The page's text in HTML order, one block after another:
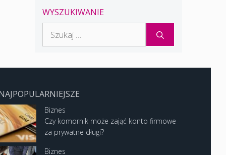
WYSZUKIWANIE
Biznes
Czy komornik może zająć konto firmowe
za prywatne długi?
Biznes